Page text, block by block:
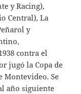
y Racing),
Central), La
y
contra el
jugó la Copa de
Montevideo. Se
año siguiente